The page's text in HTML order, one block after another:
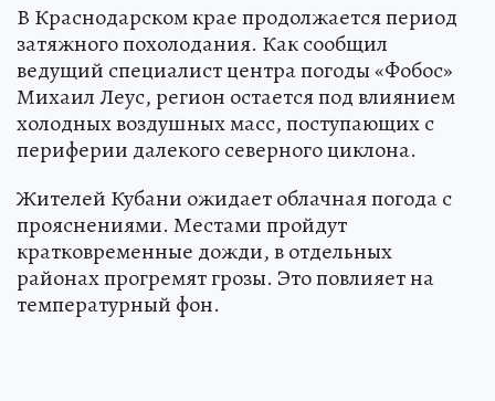
В Краснодарском крае продолжается период
затяжного похолодания. Как сообщил
ведущий специалист центра погоды «Фобос»
Михаил Леус, регион остается под влиянием
холодных воздушных масс, поступающих с
периферии далекого северного циклона.
Жителей Кубани ожидает облачная погода с
прояснениями. Местами пройдут
кратковременные дожди, в отдельных
районах прогремят грозы. Это повлияет на
температурный фон.